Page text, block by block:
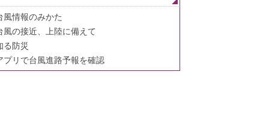
風情報のみかた
風の接近、上陸に備えて
る防災
プリで台風進路予報を確認